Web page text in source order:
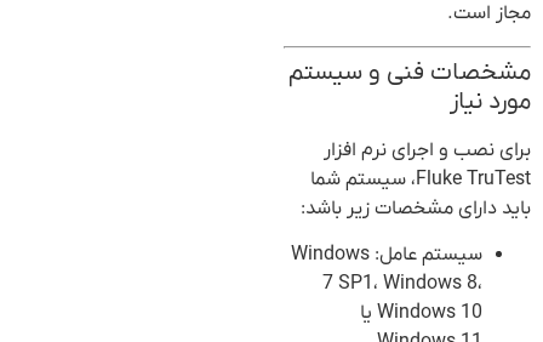
مجاز است.
مشخصات فنی و سیستم
مورد نیاز
برای نصب و اجرای نرم افزار
Fluke TruTest، سیستم شما
باید دارای مشخصات زیر باشد:
سیستم عامل: Windows
7 SP1، Windows 8،
Windows 10 یا